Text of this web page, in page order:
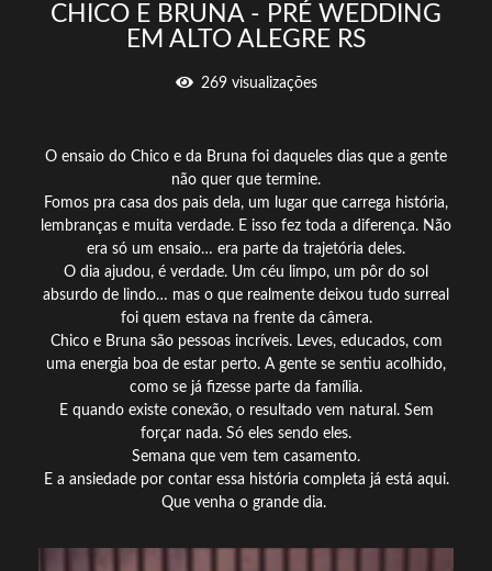
CHICO E BRUNA - PRÉ WEDDING
EM ALTO ALEGRE RS
269visualizações
O ensaio do Chico e da Bruna foi daqueles dias que a gente
não quer que termine.
Fomos pra casa dos pais dela, um lugar que carrega história,
lembranças e muita verdade. E isso fez toda a diferença. Não
era só um ensaio… era parte da trajetória deles.
O dia ajudou, é verdade. Um céu limpo, um pôr do sol
absurdo de lindo… mas o que realmente deixou tudo surreal
foi quem estava na frente da câmera.
Chico e Bruna são pessoas incríveis. Leves, educados, com
uma energia boa de estar perto. A gente se sentiu acolhido,
como se já fizesse parte da família.
E quando existe conexão, o resultado vem natural. Sem
forçar nada. Só eles sendo eles.
Semana que vem tem casamento.
E a ansiedade por contar essa história completa já está aqui.
Que venha o grande dia.